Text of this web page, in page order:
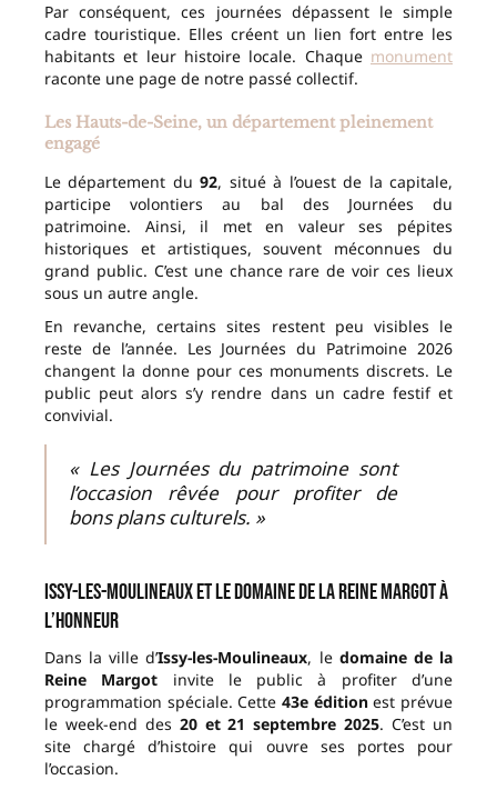
Par conséquent, ces journées dépassent le simple
cadre touristique. Elles créent un lien fort entre les
habitants et leur histoire locale. Chaque monument
raconte une page de notre passé collectif.
Les Hauts-de-Seine, un département pleinement
engagé
Le département du92, situé à l’ouest de la capitale,
participe volontiers au bal des Journées du
patrimoine. Ainsi, il met en valeur ses pépites
historiques et artistiques, souvent méconnues du
grand public. C’est une chance rare de voir ces lieux
sous un autre angle.
En revanche, certains sites restent peu visibles le
reste de l’année. Les Journées du Patrimoine 2026
changent la donne pour ces monuments discrets. Le
public peut alors s’y rendre dans un cadre festif et
convivial.
« Les Journées du patrimoine sont
l’occasion rêvée pour profiter de
bons plans culturels. »
Issy-les-Moulineaux et le domaine de la Reine Margot à
l’honneur
Dans la ville d’Issy-les-Moulineaux, le domaine de la
Reine Margot invite le public à profiter d’une
programmation spéciale. Cette 43e éditionest prévue
le week-end des 20 et 21 septembre 2025. C’est un
site chargé d’histoire qui ouvre ses portes pour
l’occasion.